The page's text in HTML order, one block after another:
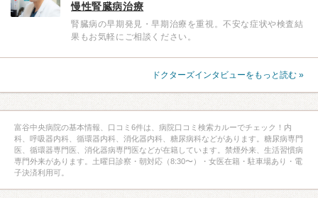
慢性腎臓病治療
腎臓病の早期発見・早期治療を重視。不安な症状や検査結
果もお気軽にご相談ください。
ドクターズインタビューをもっと読む »
富谷中央病院の基本情報、口コミ6件は、病院口コミ検索カルーでチェック！内
科、呼吸器内科、循環器内科、消化器内科、糖尿病科などがあります。糖尿病専門
医、循環器専門医、消化器病専門医などが在籍しています。禁煙外来、生活習慣病
専門外来があります。土曜日診察・朝対応（8:30〜）・女医在籍・駐車場あり・電
子決済利用可。